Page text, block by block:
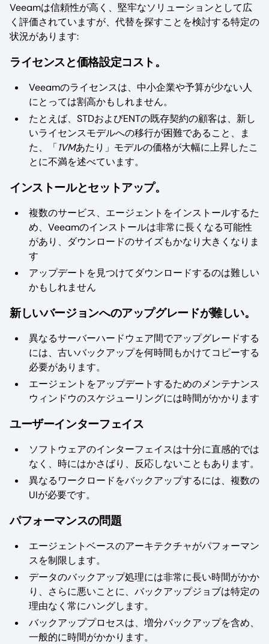
Veeamは信頼性が高く、堅牢なソリューションとして広
く評価されていますが、代替を探すことを検討する特定の
状況があります:
ライセンスと価格設定コスト。
Veeamのライセンスは、中小企業や予算が少ない人
にとっては割高かもしれません。
たとえば、STDおよびENTの既存契約の顧客は、新し
いライセンスモデルへの移行が困難であること、ま
た、「1VMあたり」モデルの価格が大幅に上昇したこ
とに不満を述べています。
インストールとセットアップ。
複数のサービス、エージェントをインストールするた
め、Veeamのインストールは非常に長くなる可能性
があり、ダウンロードのサイズもかなり大きくなりま
す
アップデートを見つけてダウンロードするのは難しい
かもしれません
新しいバージョンへのアップグレードが難しい。
異なるサーバーハードウェア間でアップグレードする
には、古いバックアップを何時間もかけてコピーする
必要があります。
エージェントをアップデートするためのメンテナンス
ウィンドウのスケジューリングには時間がかかります
ユーザーインターフェイス
ソフトウェアのインターフェイスは十分に直感的では
なく、時にはかさばり、反応しないこともあります。
異なるワークロードをバックアップするには、複数の
UIが必要です。
パフォーマンスの問題
エージェントベースのアーキテクチャがパフォーマン
スを制限します。
データのバックアップ処理には非常に長い時間がかか
り、さらに悪いことに、バックアップジョブは特定の
理由なく常にハングします。
バックアッププロセスは、増分バックアップを含め、
一般的に時間がかかります。